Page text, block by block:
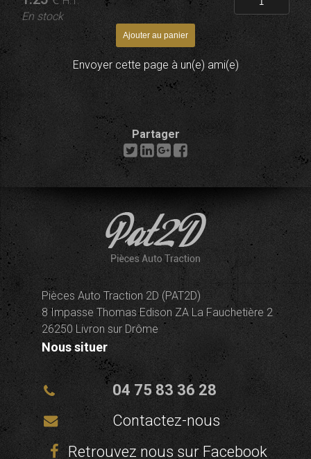
En stock
Envoyer cette page à un(e) ami(e)
Partager
Pièces Auto Traction 2D (PAT2D)
8 Impasse Thomas Edison ZA La Fauchetière 2
26250 Livron sur Drôme
Nous situer
04 75 83 36 28
Contactez-nous
Retrouvez nous sur Facebook